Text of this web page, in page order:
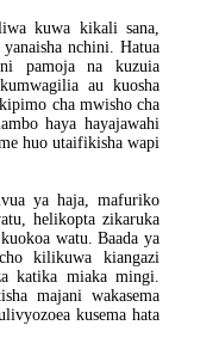
kuwa kikali sana,
nchini. Hatua
pamoja na kuzuia
au kuosha
cha mwisho cha
haya hayajawahi
huo utaifikisha wapi
ya haja, mafuriko
helikopta zikaruka
watu. Baada ya
kilikuwa kiangazi
katika miaka mingi.
majani wakasema
kusema hata